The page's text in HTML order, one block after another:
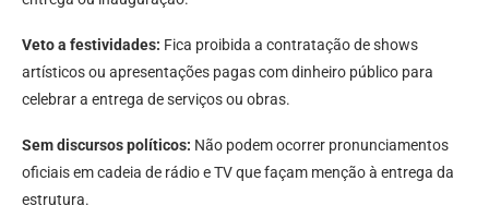
Veto a festividades: Fica proibida a contratação de shows
artísticos ou apresentações pagas com dinheiro público para
celebrar a entrega de serviços ou obras.
Sem discursos políticos: Não podem ocorrer pronunciamentos
oficiais em cadeia de rádio e TV que façam menção à entrega da
estrutura.